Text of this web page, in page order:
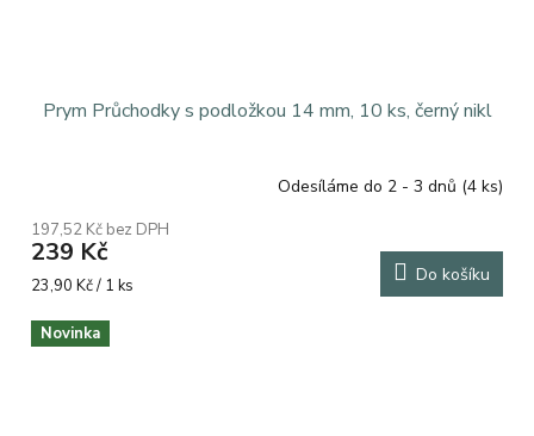
Prym Průchodky s podložkou 14 mm, 10 ks, černý nikl
Odesíláme do 2 - 3 dnů (4 ks)
197,52 Kč bez DPH
239 Kč
Měrná
23,90 Kč / 1 ks Do košíku
Novinka